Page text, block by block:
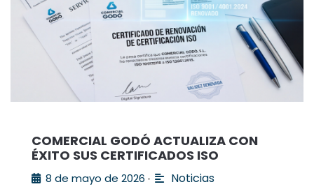
COMERCIAL GODÓ ACTUALIZA CON
ÉXITO SUS CERTIFICADOS ISO
8 de mayo de 2026 •
Noticias